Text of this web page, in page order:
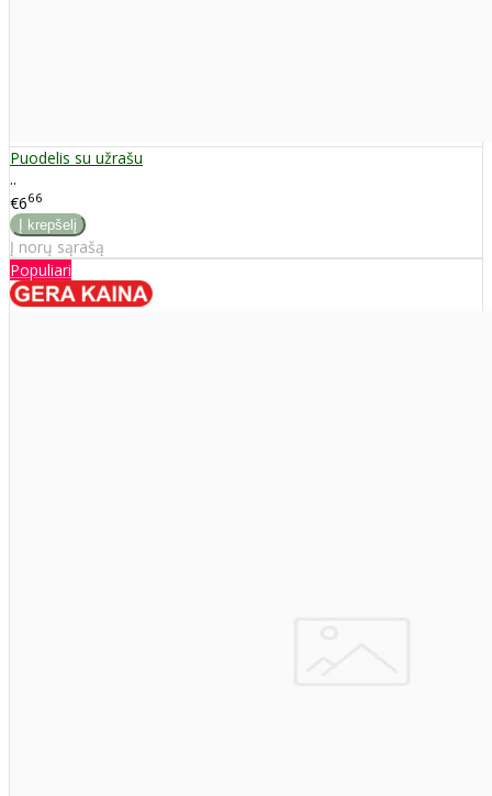
Puodelis su užrašu
..
€666
Į norų sąrašą
Populiari